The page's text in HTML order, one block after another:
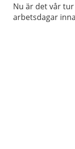
Nu är det vår
arbetsdagar